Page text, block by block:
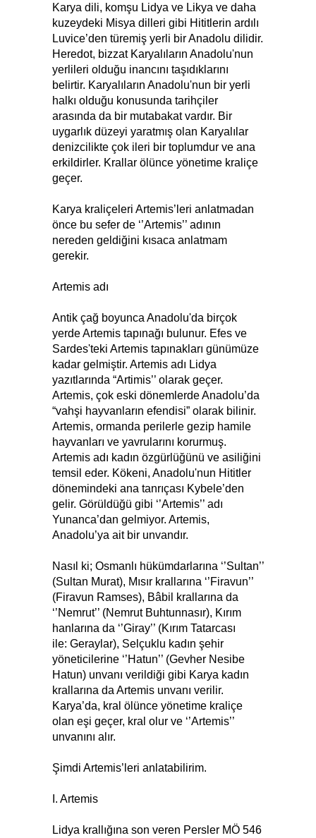
Karya dili, komşu Lidya ve Likya ve daha
kuzeydeki Misya dilleri gibi Hititlerin ardılı
Luvice’den türemiş yerli bir Anadolu dilidir.
Heredot, bizzat Karyalıların Anadolu'nun
yerlileri olduğu inancını taşıdıklarını
belirtir. Karyalıların Anadolu'nun bir yerli
halkı olduğu konusunda tarihçiler
arasında da bir mutabakat vardır. Bir
uygarlık düzeyi yaratmış olan Karyalılar
denizcilikte çok ileri bir toplumdur ve ana
erkildirler. Krallar ölünce yönetime kraliçe
geçer.
Karya kraliçeleri Artemis’leri anlatmadan
önce bu sefer de ‘’Artemis’’ adının
nereden geldiğini kısaca anlatmam
gerekir.
Artemis adı
Antik çağ boyunca Anadolu'da birçok
yerde Artemis tapınağı bulunur. Efes ve
Sardes'teki Artemis tapınakları günümüze
kadar gelmiştir. Artemis adı Lidya
yazıtlarında “Artimis’’ olarak geçer.
Artemis, çok eski dönemlerde Anadolu’da
“vahşi hayvanların efendisi” olarak bilinir.
Artemis, ormanda perilerle gezip hamile
hayvanları ve yavrularını korurmuş.
Artemis adı kadın özgürlüğünü ve asiliğini
temsil eder. Kökeni, Anadolu'nun Hititler
dönemindeki ana tanrıçası Kybele’den
gelir. Görüldüğü gibi ‘’Artemis’’ adı
Yunanca’dan gelmiyor. Artemis,
Anadolu’ya ait bir unvandır.
Nasıl ki; Osmanlı hükümdarlarına ‘’Sultan’’
(Sultan Murat), Mısır krallarına ‘’Firavun’’
(Firavun Ramses), Bâbil krallarına da
‘’Nemrut’’ (Nemrut Buhtunnasır), Kırım
hanlarına da ‘’Giray’’ (Kırım Tatarcası
ile: Geraylar), Selçuklu kadın şehir
yöneticilerine ‘’Hatun’’ (Gevher Nesibe
Hatun) unvanı verildiği gibi Karya kadın
krallarına da Artemis unvanı verilir.
Karya’da, kral ölünce yönetime kraliçe
olan eşi geçer, kral olur ve ‘’Artemis’’
unvanını alır.
Şimdi Artemis’leri anlatabilirim.
I. Artemis
Lidya krallığına son veren Persler MÖ 546